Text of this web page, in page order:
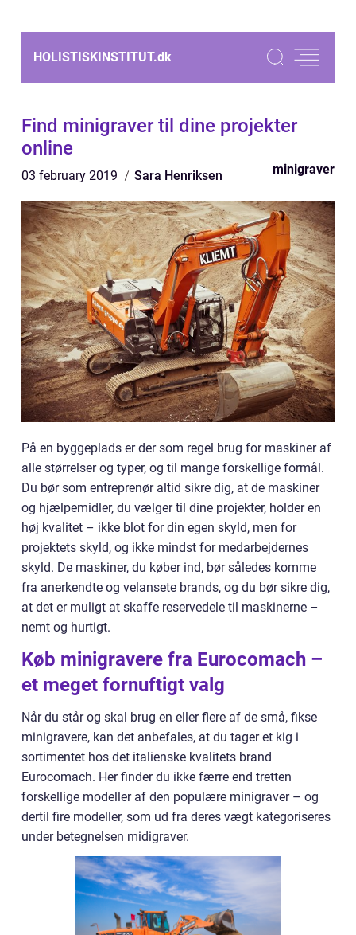
HOLISTISKINSTITUT.dk
Find minigraver til dine projekter
online
03 february 2019 Sara Henriksen minigraver
På en byggeplads er der som regel brug for maskiner af
alle størrelser og typer, og til mange forskellige formål.
Du bør som entreprenør altid sikre dig, at de maskiner
og hjælpemidler, du vælger til dine projekter, holder en
høj kvalitet – ikke blot for din egen skyld, men for
projektets skyld, og ikke mindst for medarbejdernes
skyld. De maskiner, du køber ind, bør således komme
fra anerkendte og velansete brands, og du bør sikre dig,
at det er muligt at skaffe reservedele til maskinerne –
nemt og hurtigt.
Køb minigravere fra Eurocomach –
et meget fornuftigt valg
Når du står og skal brug en eller flere af de små, fikse
minigravere, kan det anbefales, at du tager et kig i
sortimentet hos det italienske kvalitets brand
Eurocomach. Her finder du ikke færre end tretten
forskellige modeller af den populære minigraver – og
dertil fire modeller, som ud fra deres vægt kategoriseres
under betegnelsen midigraver.